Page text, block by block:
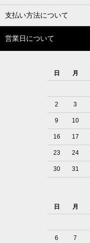
支払い方法について
営業日について
日
月
2 3
9 10
16 17
23 24
30 31
日
月
6 7